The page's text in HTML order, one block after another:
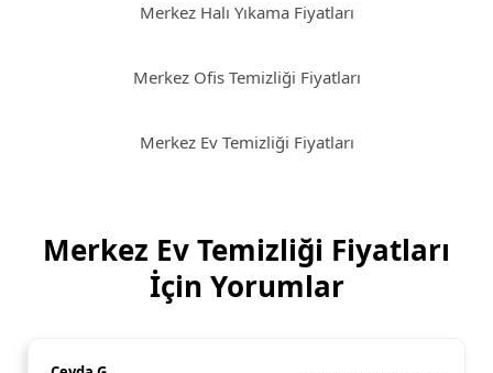
Merkez Halı Yıkama Fiyatları
Merkez Ofis Temizliği Fiyatları
Merkez Ev Temizliği Fiyatları
Merkez Ev Temizliği Fiyatları
İçin Yorumlar